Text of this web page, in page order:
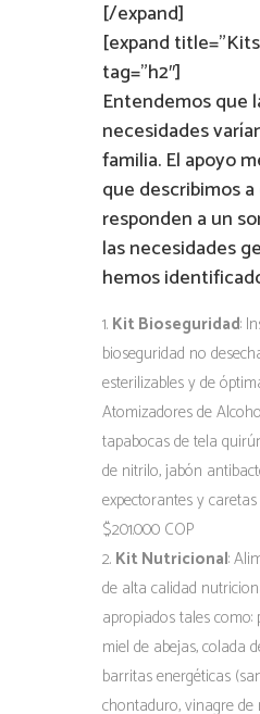
[/expand]
[expand
tag=”h2″]
Entendemos que
necesidades
familia. El apoyo
que describimos
responden a un
las necesidades
hemos
Kit Bioseguridad:
bioseguridad no
esterilizables y de
Atomizadores de
tapabocas de tela
de nitrilo, jabón
expectorantes y caretas
$201.000 COP
Kit Nutricional:
de alta calidad
apropiados tales como:
miel de abejas, colada
barritas energéticas
chontaduro, vinagre de